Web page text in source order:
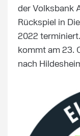
der Volksbank
Rückspiel in
2022
kommt am 23.
nach